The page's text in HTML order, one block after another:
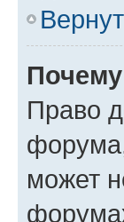
Право
может